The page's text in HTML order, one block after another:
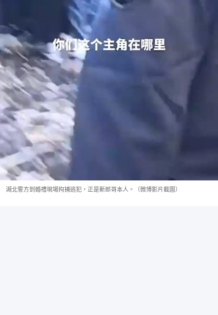
湖北警方到婚禮現場拘捕逃犯，正是新郎哥本人。（微博影片截圖）